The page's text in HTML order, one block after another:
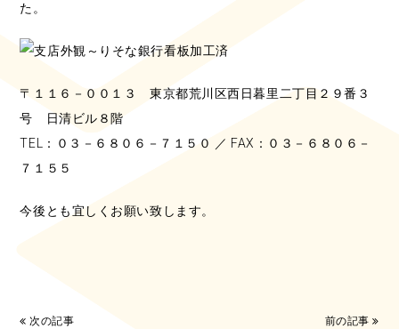
た。
〒１１６－００１３ 東京都荒川区西日暮里二丁目２９番３
号 日清ビル８階
TEL：０３－６８０６－７１５０ ／ FAX：０３－６８０６－
７１５５
今後とも宜しくお願い致します。
次の記事 前の記事